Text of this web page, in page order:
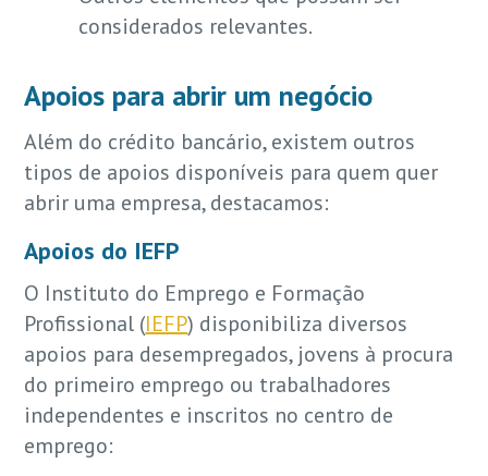
considerados relevantes.
Apoios para abrir um negócio
Além do crédito bancário, existem outros
tipos de apoios disponíveis para quem quer
abrir uma empresa, destacamos:
Apoios do IEFP
O Instituto do Emprego e Formação
Profissional (IEFP) disponibiliza diversos
apoios para desempregados, jovens à procura
do primeiro emprego ou trabalhadores
independentes e inscritos no centro de
emprego: